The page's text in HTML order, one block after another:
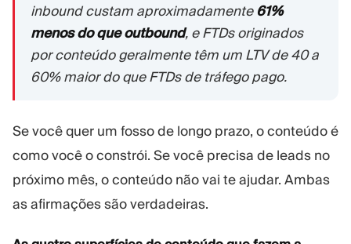
inbound custam aproximadamente 61%
menos do que outbound, e FTDs originados
por conteúdo geralmente têm um LTV de 40 a
60% maior do que FTDs de tráfego pago.
Se você quer um fosso de longo prazo, o conteúdo é
como você o constrói. Se você precisa de leads no
próximo mês, o conteúdo não vai te ajudar. Ambas
as afirmações são verdadeiras.